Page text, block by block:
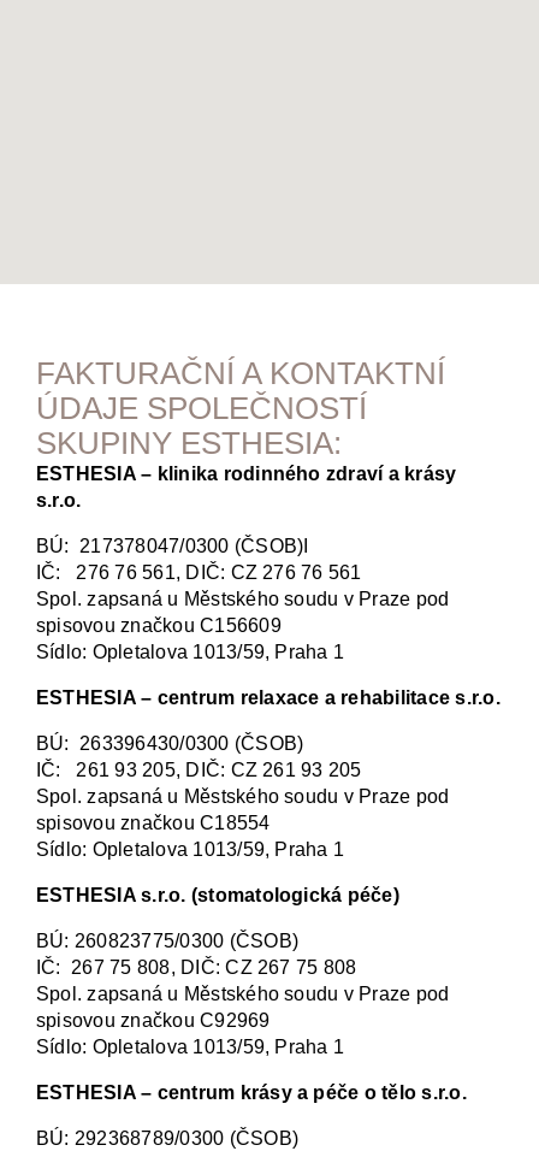
FAKTURAČNÍ A KONTAKTNÍ
ÚDAJE SPOLEČNOSTÍ
SKUPINY ESTHESIA:
ESTHESIA – klinika rodinného zdraví a krásy
s.r.o.
BÚ: 217378047/0300 (ČSOB)I
IČ: 276 76 561, DIČ: CZ 276 76 561
Spol. zapsaná u Městského soudu v Praze pod
spisovou značkou C156609
Sídlo: Opletalova 1013/59, Praha 1
ESTHESIA – centrum relaxace a rehabilitace s.r.o.
BÚ: 263396430/0300 (ČSOB)
IČ: 261 93 205, DIČ: CZ 261 93 205
Spol. zapsaná u Městského soudu v Praze pod
spisovou značkou C18554
Sídlo: Opletalova 1013/59, Praha 1
ESTHESIA s.r.o. (stomatologická péče)
BÚ: 260823775/0300 (ČSOB)
IČ: 267 75 808, DIČ: CZ 267 75 808
Spol. zapsaná u Městského soudu v Praze pod
spisovou značkou C92969
Sídlo: Opletalova 1013/59, Praha 1
ESTHESIA – centrum krásy a péče o tělo s.r.o.
BÚ: 292368789/0300 (ČSOB)